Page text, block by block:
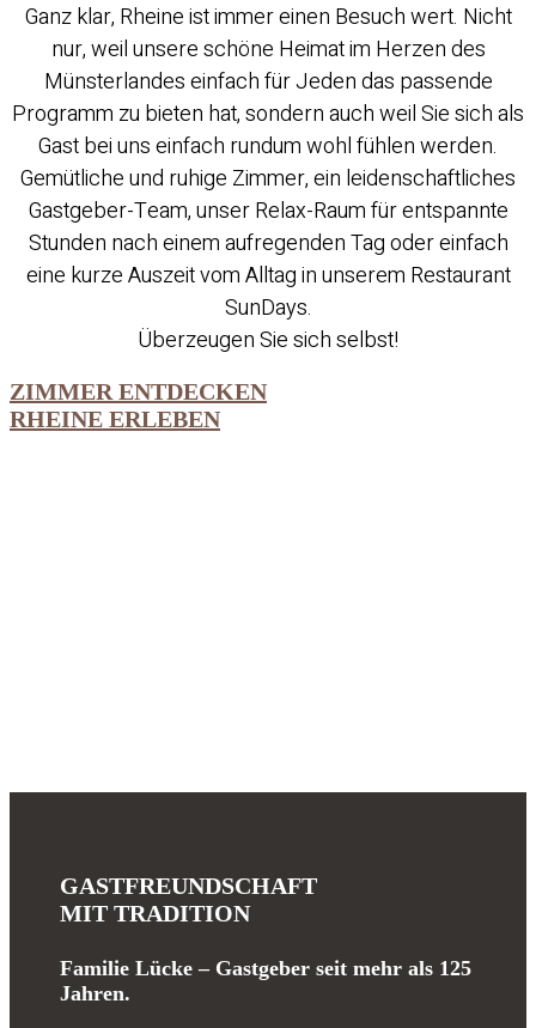
Ganz klar, Rheine ist immer einen Besuch wert. Nicht
nur, weil unsere schöne Heimat im Herzen des
Münsterlandes einfach für Jeden das passende
Programm zu bieten hat, sondern auch weil Sie sich als
Gast bei uns einfach rundum wohl fühlen werden.
Gemütliche und ruhige Zimmer, ein leidenschaftliches
Gastgeber-Team, unser Relax-Raum für entspannte
Stunden nach einem aufregenden Tag oder einfach
eine kurze Auszeit vom Alltag in unserem Restaurant
SunDays.
Überzeugen Sie sich selbst!
ZIMMER ENTDECKEN
RHEINE ERLEBEN
GASTFREUNDSCHAFT
MIT TRADITION
Familie Lücke – Gastgeber seit mehr als 125
Jahren.